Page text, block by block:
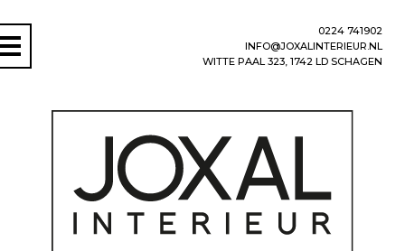
0224 741902
INFO@JOXALINTERIEUR.NL
WITTE PAAL 323, 1742 LD SCHAGEN